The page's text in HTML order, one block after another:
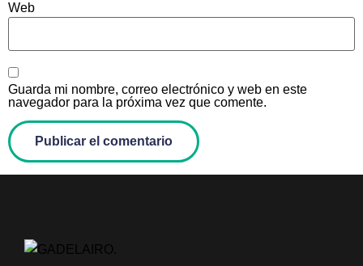
Web
Guarda mi nombre, correo electrónico y web en este
navegador para la próxima vez que comente.